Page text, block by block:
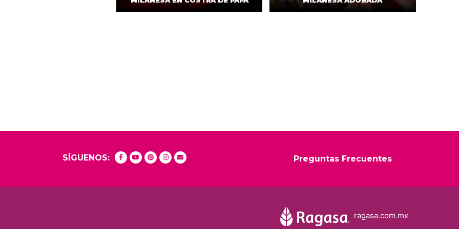
SÍGUENOS: Preguntas Frecuentes
ragasa.com.mx